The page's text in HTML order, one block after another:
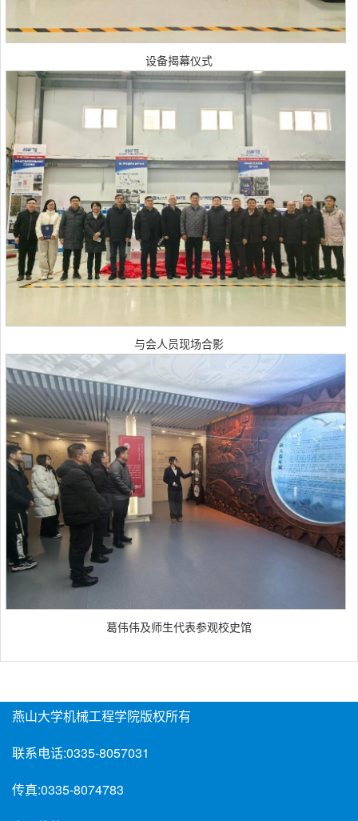
设备揭幕仪式
与会人员现场合影
葛伟伟及师生代表参观校史馆
燕山大学机械工程学院版权所有
联系电话:0335-8057031
传真:0335-8074783